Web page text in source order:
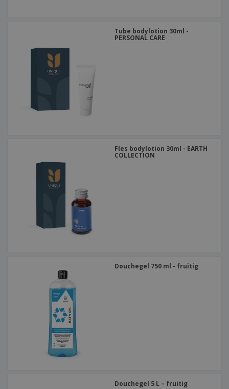
Tube bodylotion 30ml -
PERSONAL CARE
Fles bodylotion 30ml - EARTH
COLLECTION
Douchegel 750 ml - fruitig
Douchegel 5 L – fruitig